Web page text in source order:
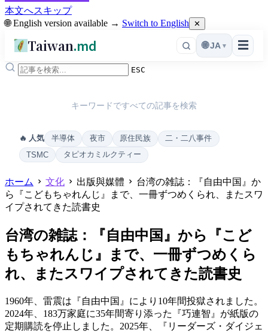
本文へスキップ
🌐 English version available → Switch to English ✕
Taiwan.md ☰
🌐 JA ▾
ESC
キーワードですべての記事を検索
🔥 人気 半導体 夜市 原住民族
二・二八事件
TSMC
タピオカミルクティー
ホーム 文化 出版與媒體
台湾の雑誌：『自由中国』か
ら『こどもちゃれんじ』まで、一冊ずつめくられ、またスワ
イプされてきた読書史
台湾の雑誌：『自由中国』から『こど
もちゃれんじ』まで、一冊ずつめくら
れ、またスワイプされてきた読書史
1960年、雷震は『自由中国』により10年間投獄されました。
2024年、183万家庭に35年間寄り添った『巧連智』が紙版の
定期購読を停止しました。2025年、『リーダーズ・ダイジェ